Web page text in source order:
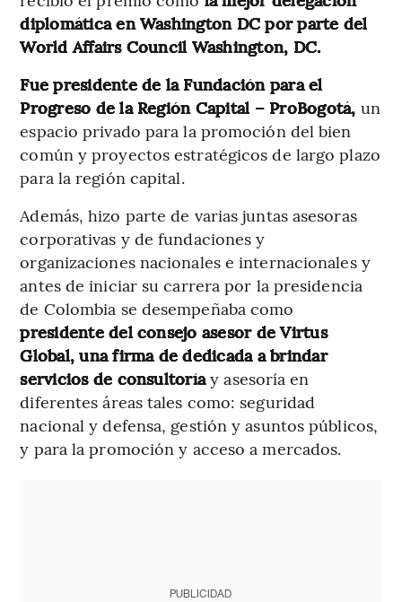
diplomática en Washington DC por parte del
World Affairs Council Washington, DC.
Fue presidente de la Fundación para el
Progreso de la Región Capital – ProBogotá, un
espacio privado para la promoción del bien
común y proyectos estratégicos de largo plazo
para la región capital.
Además, hizo parte de varias juntas asesoras
corporativas y de fundaciones y
organizaciones nacionales e internacionales y
antes de iniciar su carrera por la presidencia
de Colombia se desempeñaba como
presidente del consejo asesor de Virtus
Global, una firma de dedicada a brindar
servicios de consultoríay asesoría en
diferentes áreas tales como: seguridad
nacional y defensa, gestión y asuntos públicos,
y para la promoción y acceso a mercados.
PUBLICIDAD